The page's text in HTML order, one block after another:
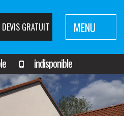
DEVIS GRATUIT MENU
indisponible